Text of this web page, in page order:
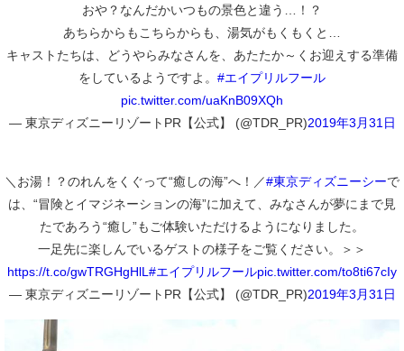
おや？なんだかいつもの景色と違う…！？
あちらからもこちらからも、湯気がもくもくと…
キャストたちは、どうやらみなさんを、あたたか～くお迎えする準備
をしているようですよ。 #エイプリルフール
pic.twitter.com/uaKnB09XQh
— 東京ディズニーリゾートPR【公式】 (@TDR_PR)2019年3月31日
＼お湯！？のれんをくぐって“癒しの海”へ！／#東京ディズニーシーで
は、“冒険とイマジネーションの海”に加えて、みなさんが夢にまで見
たであろう“癒し”もご体験いただけるようになりました。
一足先に楽しんでいるゲストの様子をご覧ください。＞＞
https://t.co/gwTRGHgHlL #エイプリルフールpic.twitter.com/to8ti67cIy
— 東京ディズニーリゾートPR【公式】 (@TDR_PR)2019年3月31日